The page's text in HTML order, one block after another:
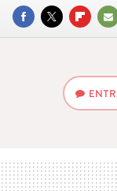
FACEBOOK
TWITTER
E-